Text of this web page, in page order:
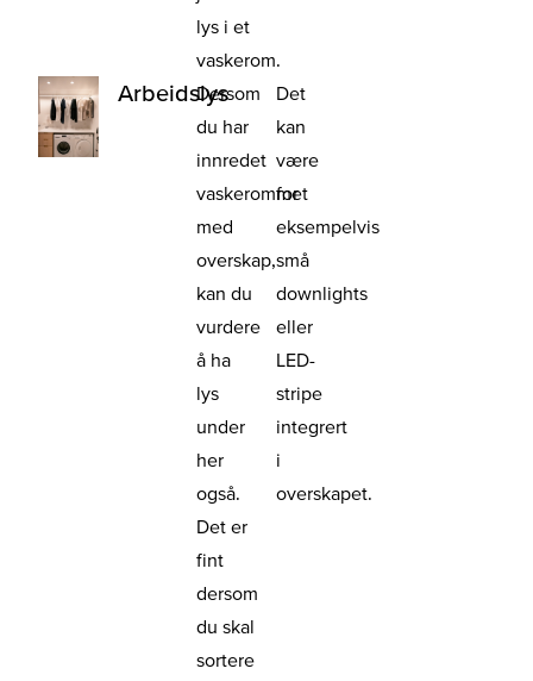
lys i et
vaskerom.
ArbeidslysDersom
du har
innredet
vaskerommet
med
overskap,
kan du
vurdere
å ha
lys
under
her
også.
Det er
fint
dersom
du skal
sortere
Det
kan
være
for
eksempelvis
små
downlights
eller
LED-
stripe
integrert
i
overskapet.